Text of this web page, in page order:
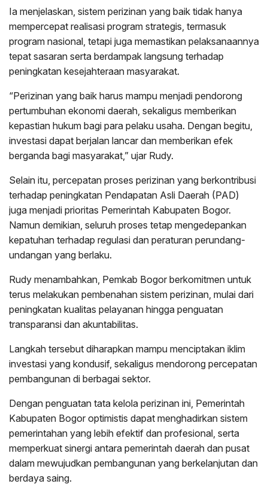
Ia menjelaskan, sistem perizinan yang baik tidak hanya
mempercepat realisasi program strategis, termasuk
program nasional, tetapi juga memastikan pelaksanaannya
tepat sasaran serta berdampak langsung terhadap
peningkatan kesejahteraan masyarakat.
“Perizinan yang baik harus mampu menjadi pendorong
pertumbuhan ekonomi daerah, sekaligus memberikan
kepastian hukum bagi para pelaku usaha. Dengan begitu,
investasi dapat berjalan lancar dan memberikan efek
berganda bagi masyarakat,” ujar Rudy.
Selain itu, percepatan proses perizinan yang berkontribusi
terhadap peningkatan Pendapatan Asli Daerah (PAD)
juga menjadi prioritas Pemerintah Kabupaten Bogor.
Namun demikian, seluruh proses tetap mengedepankan
kepatuhan terhadap regulasi dan peraturan perundang-
undangan yang berlaku.
Rudy menambahkan, Pemkab Bogor berkomitmen untuk
terus melakukan pembenahan sistem perizinan, mulai dari
peningkatan kualitas pelayanan hingga penguatan
transparansi dan akuntabilitas.
Langkah tersebut diharapkan mampu menciptakan iklim
investasi yang kondusif, sekaligus mendorong percepatan
pembangunan di berbagai sektor.
Dengan penguatan tata kelola perizinan ini, Pemerintah
Kabupaten Bogor optimistis dapat menghadirkan sistem
pemerintahan yang lebih efektif dan profesional, serta
memperkuat sinergi antara pemerintah daerah dan pusat
dalam mewujudkan pembangunan yang berkelanjutan dan
berdaya saing.